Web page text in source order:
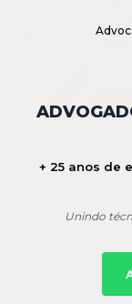
+ 25 anos de
Unindo